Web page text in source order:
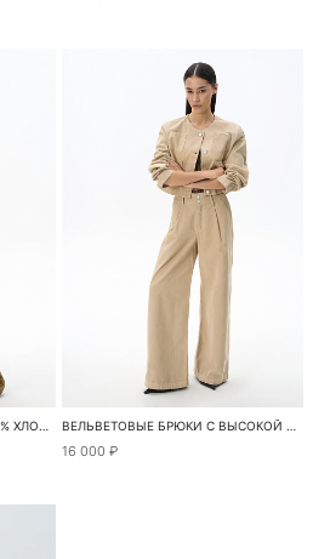
ВЕЛЬВЕТОВЫЕ БРЮКИ ИЗ 100% ХЛОПКА ВЕЛЬВЕТОВЫЕ БРЮКИ С ВЫСОКОЙ ПОСАДКОЙ
16 000 ₽